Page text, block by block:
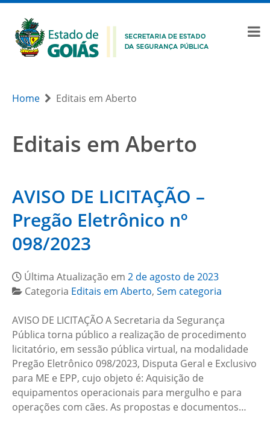
Home Editais em Aberto
Editais em Aberto
AVISO DE LICITAÇÃO –
Pregão Eletrônico nº
098/2023
Última Atualização em 2 de agosto de 2023
Categoria Editais em Aberto, Sem categoria
AVISO DE LICITAÇÃO A Secretaria da Segurança
Pública torna público a realização de procedimento
licitatório, em sessão pública virtual, na modalidade
Pregão Eletrônico 098/2023, Disputa Geral e Exclusivo
para ME e EPP, cujo objeto é: Aquisição de
equipamentos operacionais para mergulho e para
operações com cães. As propostas e documentos…